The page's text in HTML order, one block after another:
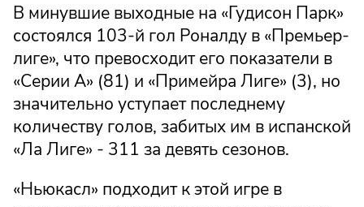
В минувшие выходные на «Гудисон Парк»
состоялся 103-й гол Роналду в «Премьер-
лиге», что превосходит его показатели в
«Серии А» (81) и «Примейра Лиге» (3), но
значительно уступает последнему
количеству голов, забитых им в испанской
«Ла Лиге» - 311 за девять сезонов.
«Ньюкасл» подходит к этой игре в